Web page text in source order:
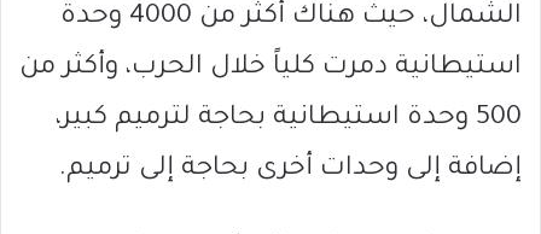
الشمال، حيث هناك أكثر من 4000 وحدة
استيطانية دمرت كلياً خلال الحرب، وأكثر من
500 وحدة استيطانية بحاجة لترميم كبير،
إضافة إلى وحدات أخرى بحاجة إلى ترميم.